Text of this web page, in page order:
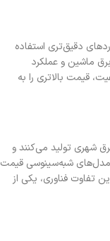
دقیق‌تری استفاده
ماشین و عملکرد
قیمت بالاتری را به
شهری تولید می‌کنند و
شبه‌سینوسی قیمت
تفاوت فناوری، یکی از